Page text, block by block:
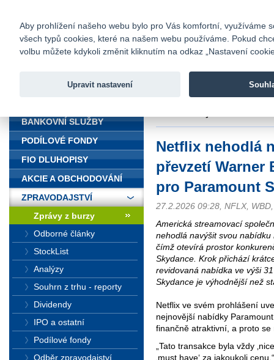
Fio banka
Fio banka
Netflix nehodlá
převzetí Warner
pro Paramount
27.2.2026 09:28, NFLX,
Americká streamovací
nehodlá navýšit svou
čímž otevírá prostor
Skydance. Krok přichází
revidovaná nabídka ve výši
Skydance je výhodnější než
Netflix ve svém prohlášení
nejnovější nabídky
finančně atraktivní, a proto
„Tato transakce byla vždy
‚must have‘ za jakoukoli
BANKOVNÍ SLUŽBY
PODÍLOVÉ FONDY
FIO DLUHOPISY
AKCIE A OBCHODOVÁNÍ
ZPRAVODAJSTVÍ
Zprávy z burzy
Odborné články
StockList
Analýzy
Souhrn z trhu - reporty
Dividendy
IPO a ostatní
Podílové fondy
Odběr zpravodajství
Aby prohlížení našeho webu bylo pro Vás komfortní, využíváme
všech typů cookies, které na našem webu používáme. Pokud
volbu můžete kdykoli změnit kliknutím na odkaz „Nastavení
Upravit nastavení